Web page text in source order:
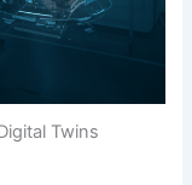
Twins